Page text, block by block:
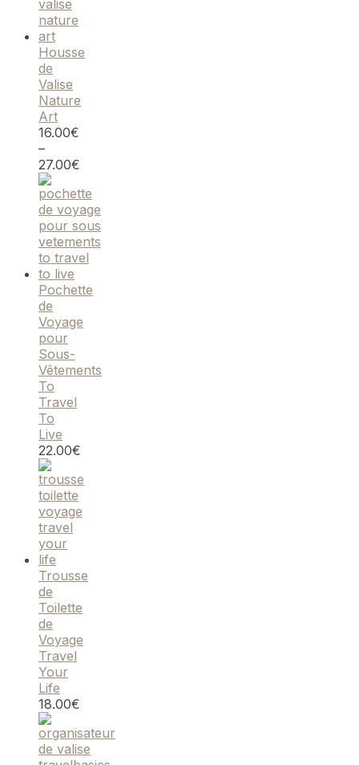
Housse
de
Valise
Nature
Art
16.00€
–
27.00€
Pochette
de
Voyage
pour
Sous-
Vêtements
To
Travel
To
Live
22.00€
Trousse
de
Toilette
de
Voyage
Travel
Your
Life
18.00€